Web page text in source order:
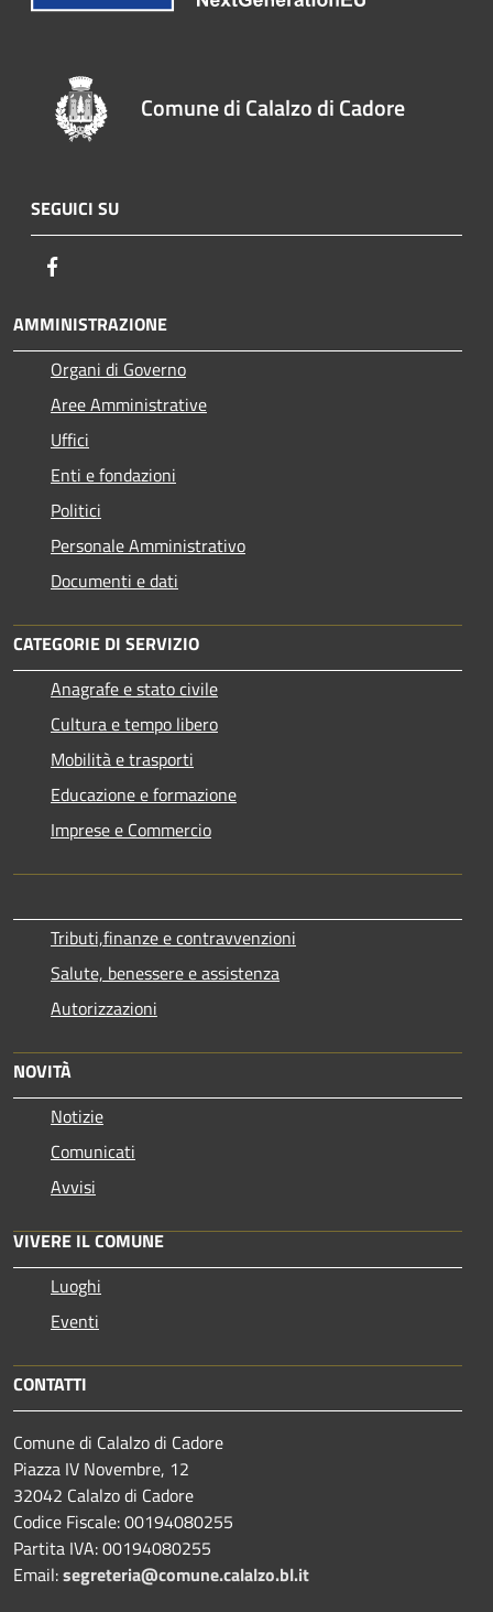
Comune di Calalzo di Cadore
SEGUICI SU
AMMINISTRAZIONE
Organi di Governo
Aree Amministrative
Uffici
Enti e fondazioni
Politici
Personale Amministrativo
Documenti e dati
CATEGORIE DI SERVIZIO
Anagrafe e stato civile
Cultura e tempo libero
Mobilità e trasporti
Educazione e formazione
Imprese e Commercio
Tributi,finanze e contravvenzioni
Salute, benessere e assistenza
Autorizzazioni
NOVITÀ
Notizie
Comunicati
Avvisi
VIVERE IL COMUNE
Luoghi
Eventi
CONTATTI
Comune di Calalzo di Cadore
Piazza IV Novembre, 12
32042 Calalzo di Cadore
Codice Fiscale: 00194080255
Partita IVA: 00194080255
Email:segreteria@comune.calalzo.bl.it